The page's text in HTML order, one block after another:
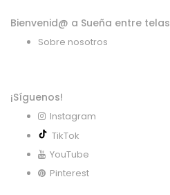
Bienvenid@ a Sueña entre telas
Sobre nosotros
¡Síguenos!
Instagram
TikTok
YouTube
Pinterest